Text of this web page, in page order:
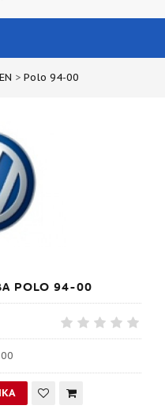
> Polo 94-00
POLO 94-00